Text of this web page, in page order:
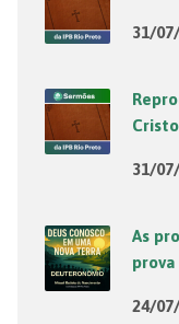
31/
31/
As
24/